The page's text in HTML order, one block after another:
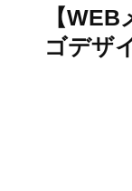
【
ゴデザ